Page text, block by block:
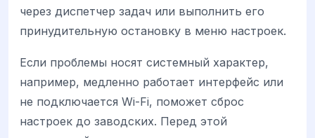
через диспетчер задач или выполнить его
принудительную остановку в меню настроек.
Если проблемы носят системный характер,
например, медленно работает интерфейс или
не подключается Wi-Fi, поможет сброс
настроек до заводских. Перед этой